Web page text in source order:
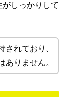
しっかりして
されており、
ありません。